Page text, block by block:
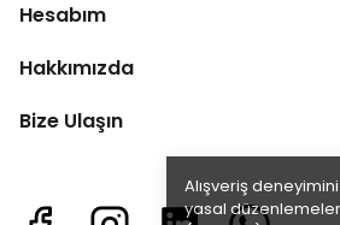
Alışveriş
yasal
Hesabım
Hakkımızda
Bize Ulaşın